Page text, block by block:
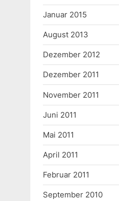
Januar 2015
August 2013
Dezember 2012
Dezember 2011
November 2011
Juni 2011
Mai 2011
April 2011
Februar 2011
September 2010